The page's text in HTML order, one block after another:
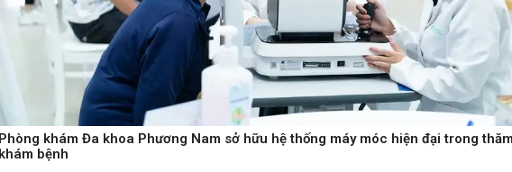
Phòng khám Đa khoa Phương Nam sở hữu hệ thống máy móc hiện đại trong
khám bệnh